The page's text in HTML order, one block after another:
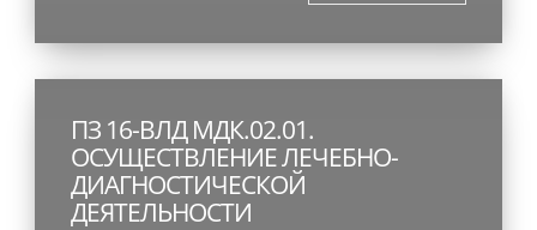
ПЗ 16-ВЛД МДК.02.01.
ОСУЩЕСТВЛЕНИЕ ЛЕЧЕБНО-
ДИАГНОСТИЧЕСКОЙ
ДЕЯТЕЛЬНОСТИ